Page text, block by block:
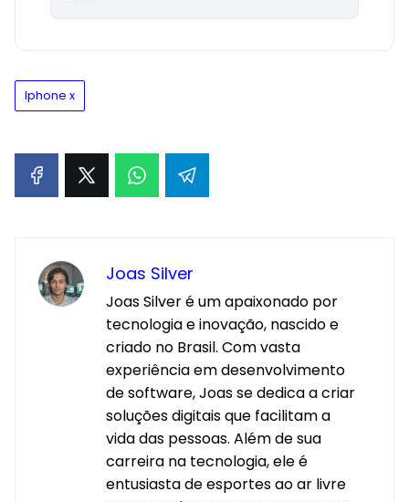
Iphone x
Joas Silver
Joas Silver é um apaixonado por
tecnologia e inovação, nascido e
criado no Brasil. Com vasta
experiência em desenvolvimento
de software, Joas se dedica a criar
soluções digitais que facilitam a
vida das pessoas. Além de sua
carreira na tecnologia, ele é
entusiasta de esportes ao ar livre